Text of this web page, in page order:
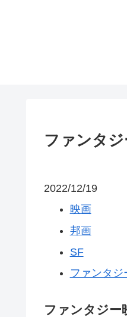
ファンタジ
2022/12/19
映画
邦画
SF
ファンタジ
ファンタジー